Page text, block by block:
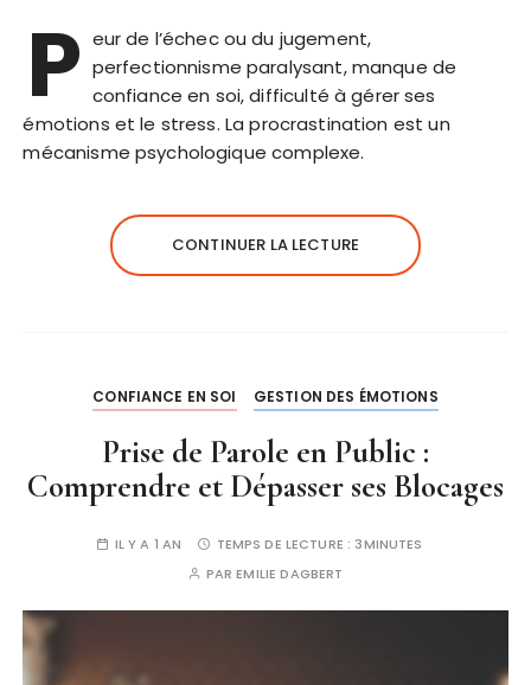
P eur de l’échec ou du jugement,
perfectionnisme paralysant, manque de
confiance en soi, difficulté à gérer ses
émotions et le stress. La procrastination est un
mécanisme psychologique complexe.
CONTINUER LA LECTURE
CONFIANCE EN SOI GESTION DES ÉMOTIONS
Prise de Parole en Public :
Comprendre et Dépasser ses Blocages
IL Y A 1 AN TEMPS DE LECTURE : 3MINUTES
PAREMILIE DAGBERT